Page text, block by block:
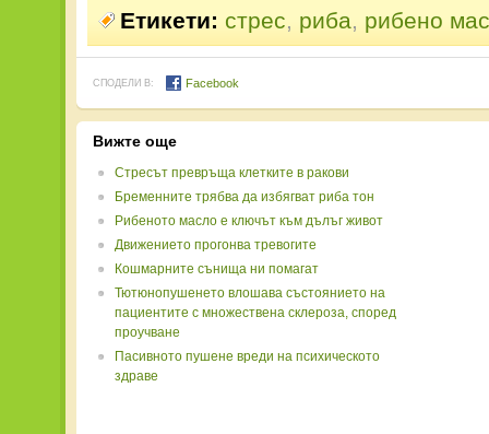
Етикети: стрес, риба, рибено
СПОДЕЛИ В: Facebook
Вижте още
Стресът превръща клетките в ракови
Бременните трябва да избягват риба тон
Рибеното масло е ключът към дълъг живот
Движението прогонва тревогите
Кошмарните сънища ни помагат
Тютюнопушенето влошава състоянието на
пациентите с множествена склероза, според
проучване
Пасивното пушене вреди на психическото
здраве